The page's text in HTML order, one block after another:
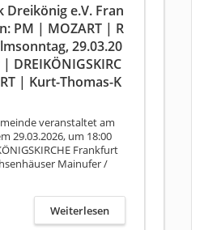
Dreikönig e.V. Fran
PM | MOZART | R
29.03.20
DREIKÖNIGSKIRC
| Kurt-Thomas-K
veranstaltet am
29.03.2026, um 18:00
Frankfurt
Mainufer /
Weiterlesen